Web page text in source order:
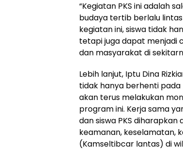
“Kegiatan PKS ini adalah
budaya tertib berlalu
kegiatan ini, siswa tidak
tetapi juga dapat menjadi
dan masyarakat di
Lebih lanjut, Iptu Dina
tidak hanya berhenti pada
akan terus melakukan
program ini. Kerja sama
dan siswa PKS
keamanan, keselamatan,
(Kamseltibcar lantas) di